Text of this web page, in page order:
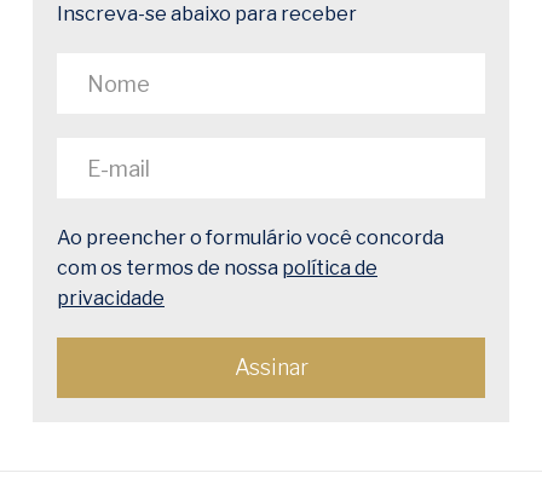
Inscreva-se abaixo para receber
Ao preencher o formulário você concorda
com os termos de nossa política de
privacidade